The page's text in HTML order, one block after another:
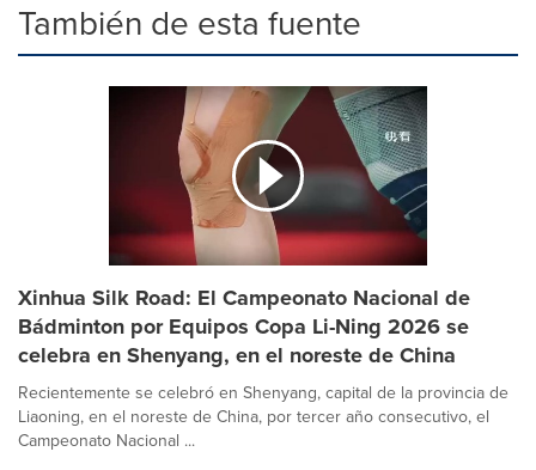
También de esta fuente
Xinhua Silk Road: El Campeonato Nacional de
Bádminton por Equipos Copa Li-Ning 2026 se
celebra en Shenyang, en el noreste de China
Recientemente se celebró en Shenyang, capital de la provincia de
Liaoning, en el noreste de China, por tercer año consecutivo, el
Campeonato Nacional ...